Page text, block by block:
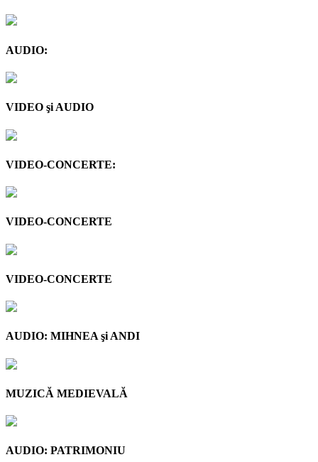
AUDIO:
VIDEO şi AUDIO
VIDEO-CONCERTE:
VIDEO-CONCERTE
VIDEO-CONCERTE
AUDIO: MIHNEA şi ANDI
MUZICĂ MEDIEVALĂ
AUDIO: PATRIMONIU